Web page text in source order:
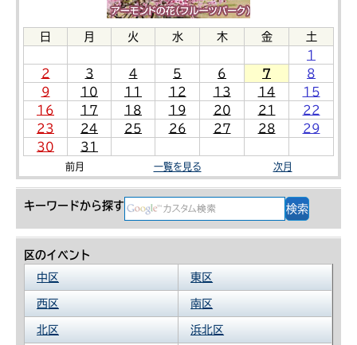
日 月 火 水 木 金
土
1
2
3 4 5 6 7
8
9
10 11 12 13 14
15
16
17 18 19 20 21
22
23
24 25 26 27 28
29
30
31
前月 一覧を見る 次月
キーワードから探す
区のイベント
中区
東区
西区 南区
北区 浜北区